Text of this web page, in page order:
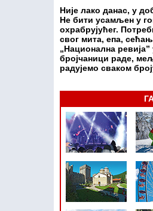
Није лако данас, у
Не бити усамљен у
охрабрујућег.
свог мита, епа,
„Национална
бројчаници раде,
радујемо сваком